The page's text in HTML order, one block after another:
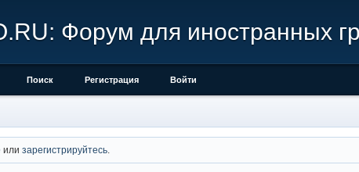
Форум для иностранных
Поиск Регистрация Войти
илизарегистрируйтесь